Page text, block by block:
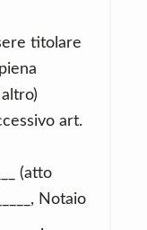
titolare
art.
(atto
Notaio